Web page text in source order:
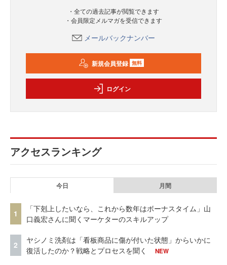
・全ての過去記事が閲覧できます
・会員限定メルマガを受信できます
メールバックナンバー
新規会員登録 無料
ログイン
アクセスランキング
今日 月間
1
「下剋上したいなら、これから数年はボーナスタイム」山
口義宏さんに聞くマーケターのスキルアップ
2
ヤシノミ洗剤は「看板商品に傷が付いた状態」からいかに
復活したのか？戦略とプロセスを聞く
NEW